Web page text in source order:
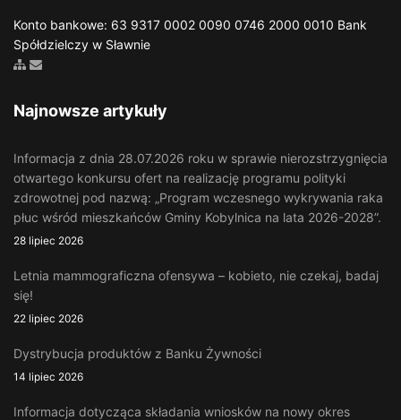
Konto bankowe: 63 9317 0002 0090 0746 2000 0010 Bank
Spółdzielczy w Sławnie
Zobacz mapę strony
Wyślij email
Najnowsze artykuły
Informacja z dnia 28.07.2026 roku w sprawie nierozstrzygnięcia
otwartego konkursu ofert na realizację programu polityki
zdrowotnej pod nazwą: „Program wczesnego wykrywania raka
płuc wśród mieszkańców Gminy Kobylnica na lata 2026-2028”.
28 lipiec 2026
Letnia mammograficzna ofensywa – kobieto, nie czekaj, badaj
się!
22 lipiec 2026
Dystrybucja produktów z Banku Żywności
14 lipiec 2026
Informacja dotycząca składania wniosków na nowy okres